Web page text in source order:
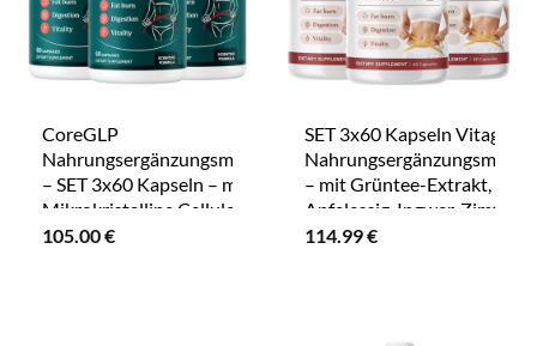
CoreGLP
Nahrungsergänzungsmittel
– SET 3x60 Kapseln – mit
Mikrokristalline Cellulose,
Cranberry-Fruchtextrakt,
105.00€
SET 3x60 Kapseln Vitaglp
Nahrungsergänzungsmittel
– mit Grüntee-Extrakt,
Apfelessig, Ingwer, Zimt,
Chrom und
114.99€